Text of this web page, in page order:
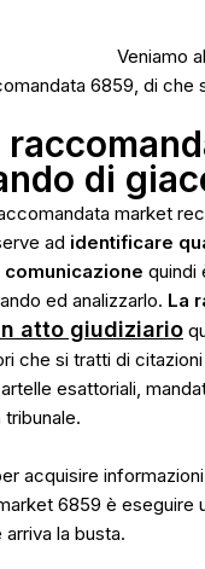
Veniamo
6859, di che
di
market
ad identificare
quindi
ed analizzarlo. La
atto giudiziario
che si tratti di citazioni
esattoriali,
acquisire
6859 è eseguire
la busta.